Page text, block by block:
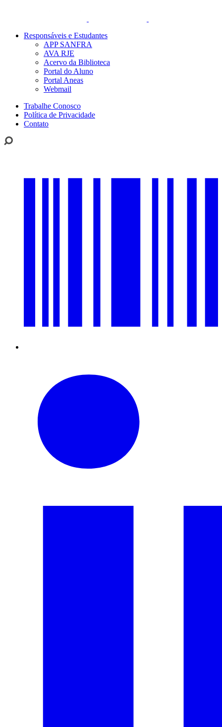
Responsáveis e Estudantes
APP SANFRA
AVA RJE
Acervo da Biblioteca
Portal do Aluno
Portal Aneas
Webmail
Trabalhe Conosco
Política de Privacidade
Contato